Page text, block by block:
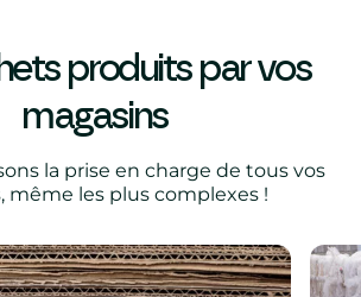
produits par vos
magasins
la prise en charge de tous vos
même les plus complexes !